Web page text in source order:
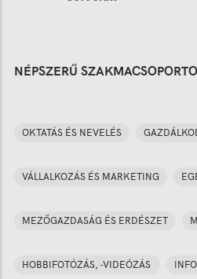
NÉPSZERŰ
OKTATÁS ÉS NEVELÉS
VÁLLALKOZÁS ÉS MARKETING
MEZŐGAZDASÁG ÉS ERDÉSZET
HOBBIFOTÓZÁS, -VIDEÓZÁS